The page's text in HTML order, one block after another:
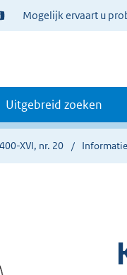
Mogelijk ervaart u
Uitgebreid zoeken
XVI, nr. 20